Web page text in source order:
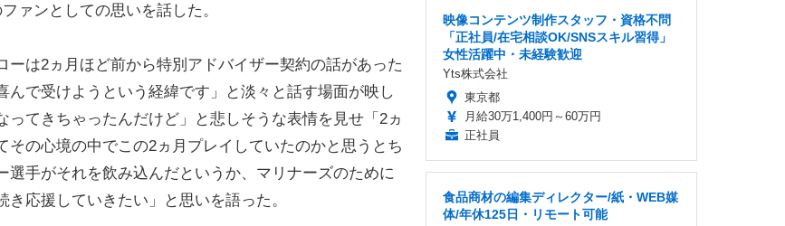
ァンとしての思いを話した。
は2ヵ月ほど前から特別アドバイザー契約の話があった
で受けようという経緯です」と淡々と話す場面が映し
てきちゃったんだけど」と悲しそうな表情を見せ「2ヵ
の心境の中でこの2ヵ月プレイしていたのかと思うとち
選手がそれを飲み込んだというか、マリナーズのために
応援していきたい」と思いを語った。
映像コンテンツ制作スタッフ・資格不問
「正社員/在宅相談OK/SNSスキル習得」
女性活躍中・未経験歓迎
Yts株式会社
東京都
月給30万1,400円～60万円
正社員
食品商材の編集ディレクター/紙・WEB媒
体/年休125日・リモート可能